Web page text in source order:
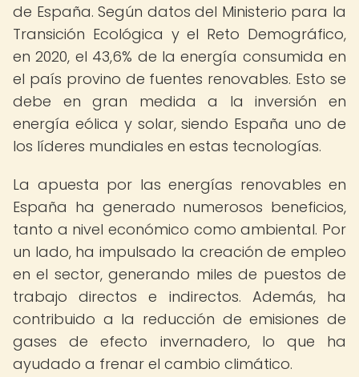
de España. Según datos del Ministerio para la
Transición Ecológica y el Reto Demográfico,
en 2020, el 43,6% de la energía consumida en
el país provino de fuentes renovables. Esto se
debe en gran medida a la inversión en
energía eólica y solar, siendo España uno de
los líderes mundiales en estas tecnologías.
La apuesta por las energías renovables en
España ha generado numerosos beneficios,
tanto a nivel económico como ambiental. Por
un lado, ha impulsado la creación de empleo
en el sector, generando miles de puestos de
trabajo directos e indirectos. Además, ha
contribuido a la reducción de emisiones de
gases de efecto invernadero, lo que ha
ayudado a frenar el cambio climático.